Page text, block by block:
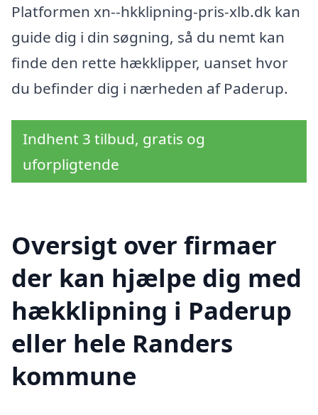
Platformen xn--hkklipning-pris-xlb.dk kan
guide dig i din søgning, så du nemt kan
finde den rette hækklipper, uanset hvor
du befinder dig i nærheden af Paderup.
Indhent 3 tilbud, gratis og
uforpligtende
Oversigt over firmaer
der kan hjælpe dig med
hækklipning i Paderup
eller hele Randers
kommune